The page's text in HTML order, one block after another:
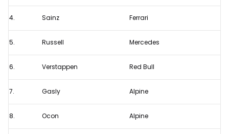
Staten
2023
pitlanestarts
4. Sainz Ferrari
5. Russell Mercedes
6. Verstappen Red Bull
7. Gasly Alpine
8. Ocon Alpine